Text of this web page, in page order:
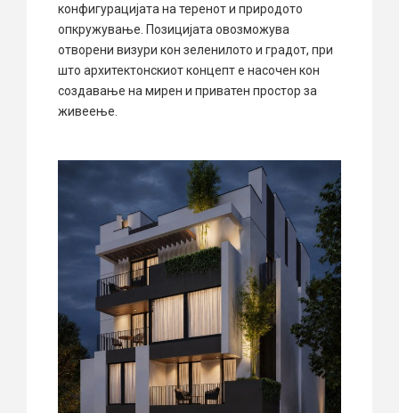
конфигурацијата на теренот и природото
опкружување. Позицијата овозможува
отворени визури кон зеленилото и градот, при
што архитектонскиот концепт е насочен кон
создавање на мирен и приватен простор за
живеење.